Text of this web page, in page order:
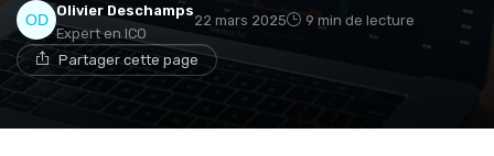
Olivier Deschamps
Expert en ICO
22 mars 2025 9 min de lecture
Partager cette page